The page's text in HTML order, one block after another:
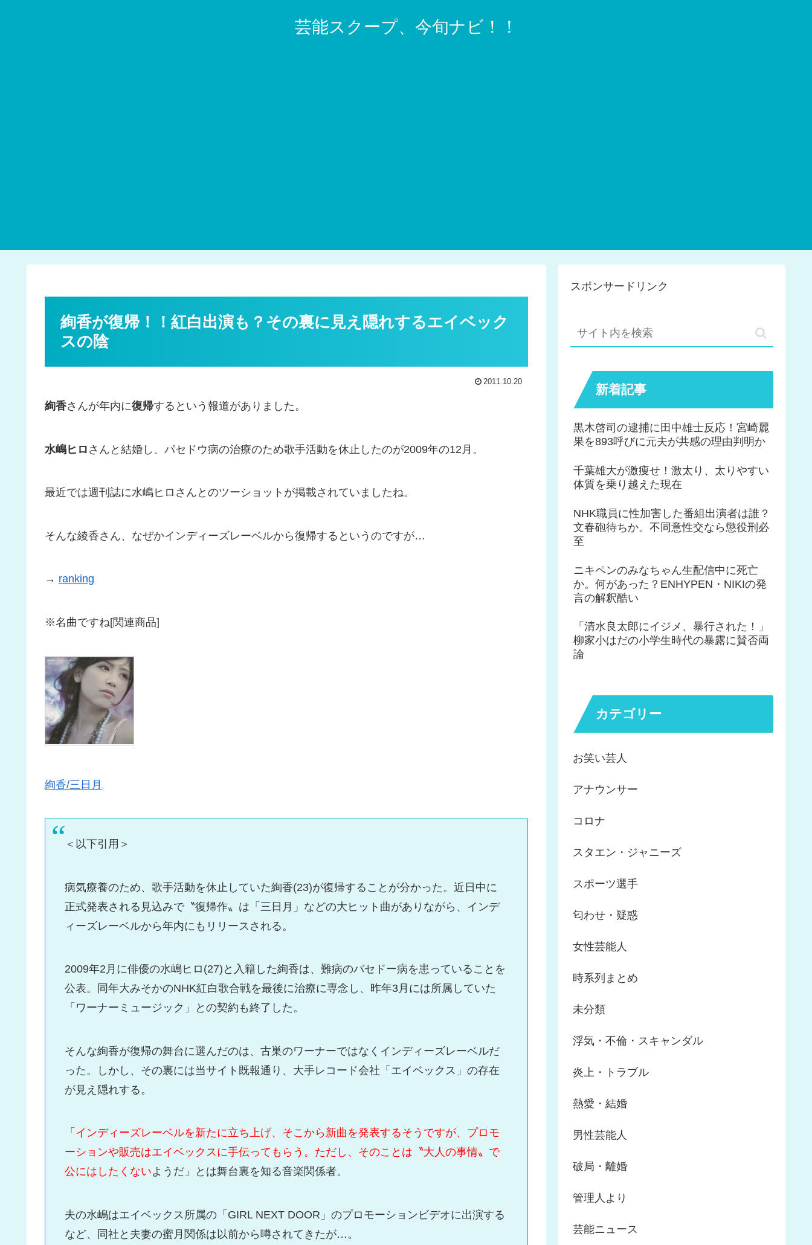
芸能スクープ、今旬ナビ！！
絢香が復帰！！紅白出演も？その裏に見え隠れするエイベック
スの陰
2011.10.20
絢香さんが年内に復帰するという報道がありました。
水嶋ヒロ さんと結婚し、パセドウ病の治療のため歌手活動を休止したのが2009年の12月。
最近では週刊誌に水嶋ヒロさんとのツーショットが掲載されていましたね。
そんな綾香さん、なぜかインディーズレーベルから復帰するというのですが…
→ ranking
※名曲ですね[関連商品]
絢香/三日月
＜以下引用＞
病気療養のため、歌手活動を休止していた絢香(23)が復帰することが分かった。近日中に
正式発表される見込みで〝復帰作〟は「三日月」などの大ヒット曲がありながら、インデ
ィーズレーベルから年内にもリリースされる。
2009年2月に俳優の水嶋ヒロ(27)と入籍した絢香は、難病のバセドー病を患っていることを
公表。同年大みそかのNHK紅白歌合戦を最後に治療に専念し、昨年3月には所属していた
「ワーナーミュージック」との契約も終了した。
そんな絢香が復帰の舞台に選んだのは、古巣のワーナーではなくインディーズレーベルだ
った。しかし、その裏には当サイト既報通り、大手レコード会社「エイベックス」の存在
が見え隠れする。
「 インディーズレーベルを新たに立ち上げ、そこから新曲を発表するそうですが、プロモ
ーションや販売はエイベックスに手伝ってもらう。ただし、そのことは〝大人の事情〟で
公にはしたくないようだ」とは舞台裏を知る音楽関係者。
夫の水嶋はエイベックス所属の「GIRL NEXT DOOR」のプロモーションビデオに出演する
など、同社と夫妻の蜜月関係は以前から噂されてきたが…。
スポンサードリンク
新着記事
黒木啓司の逮捕に田中雄士反応！宮崎麗
果を893呼びに元夫が共感の理由判明か
千葉雄大が激痩せ！激太り、太りやすい
体質を乗り越えた現在
NHK職員に性加害した番組出演者は誰？
文春砲待ちか。不同意性交なら懲役刑必
至
ニキペンのみなちゃん生配信中に死亡
か。何があった？ENHYPEN・NIKIの発
言の解釈酷い
「清水良太郎にイジメ、暴行された！」
柳家小はだの小学生時代の暴露に賛否両
論
カテゴリー
お笑い芸人
アナウンサー
コロナ
スタエン・ジャニーズ
スポーツ選手
匂わせ・疑惑
女性芸能人
時系列まとめ
未分類
浮気・不倫・スキャンダル
炎上・トラブル
熱愛・結婚
男性芸能人
破局・離婚
管理人より
芸能ニュース